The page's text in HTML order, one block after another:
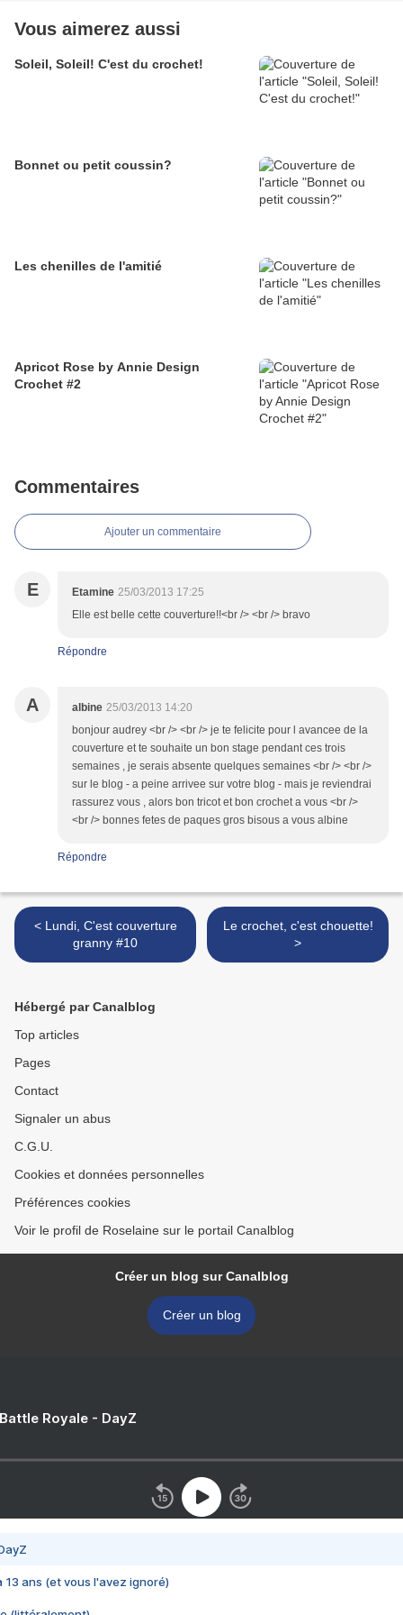
Vous aimerez aussi
Soleil, Soleil! C'est du crochet!
Bonnet ou petit coussin?
Les chenilles de l'amitié
Apricot Rose by Annie Design
Crochet #2
Commentaires
Ajouter un commentaire
E Etamine 25/03/2013 17:25
Elle est belle cette couverture!!<br /> <br /> bravo
Répondre
A albine 25/03/2013 14:20
bonjour audrey <br /> <br /> je te felicite pour l avancee de la
couverture et te souhaite un bon stage pendant ces trois
semaines , je serais absente quelques semaines <br /> <br />
sur le blog - a peine arrivee sur votre blog - mais je reviendrai
rassurez vous , alors bon tricot et bon crochet a vous <br />
<br /> bonnes fetes de paques gros bisous a vous albine
Répondre
< Lundi, C'est couverture
granny #10
Le crochet, c'est chouette!
>
Hébergé par Canalblog
Top articles
Pages
Contact
Signaler un abus
C.G.U.
Cookies et données personnelles
Préférences cookies
Voir le profil de Roselaine sur le portail Canalblog
Créer un blog sur Canalblog
Créer un blog
Royale - DayZ
13 ans (et vous l'avez ignoré)